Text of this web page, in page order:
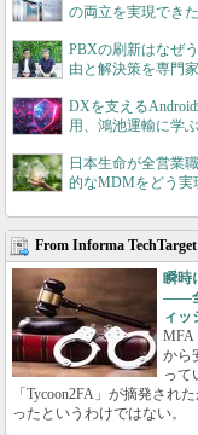
の両立を実現でき
PBXの刷新はなぜ
由と解決策を専門
DXを支える
用、鴻池運輸に学
日本生命が全営業
的なMDMをどう実
From Informa TechTarget
瞬時
――
ィッ
MFA
から
って
「Tycoon2FA」が摘発され
ったというわけではない。